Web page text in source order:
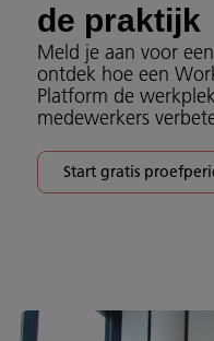
de praktijk
Meld je aan voor
ontdek hoe een
Platform de
medewerkers
Start gratis